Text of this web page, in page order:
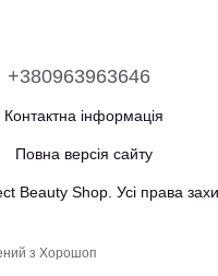
+380963963646
Контактна інформація
Повна версія сайту
Beauty Shop. Усі права
з Хорошоп